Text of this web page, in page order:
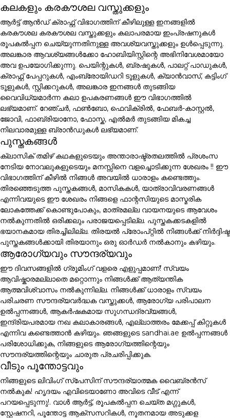
കലകളും കരകൗശല വസ്തുക്കളും
ആർട്ട് ആൻഡ് ക്രാഫ്റ്റ് വിഭാഗത്തിന് കീഴിലുള്ള ഇനങ്ങളിൽ
കരകൗശല കരകൗശല വസ്തുക്കളും കലാപരമായ ഇംപ്രഷനുകൾ
രൂപകൽപ്പന ചെയ്യുന്നതിനുള്ള അവശ്യവസ്തുക്കളും ഉൾപ്പെടുന്നു.
അലങ്കാര ആവശ്യങ്ങൾക്കോ ഹോബിയിസ്റ്റിന്റെ അഭിനിവേശമായോ
അവ ഉപയോഗിക്കുന്നു. പെയിന്റുകൾ, ബ്രഷുകൾ, പാലറ്റ് പാഡുകൾ,
ക്രാഫ്റ്റ് പേപ്പറുകൾ, എംബ്രോയിഡറി ടൂളുകൾ, ക്യാൻവാസ്, കട്ടിംഗ്
ടൂളുകൾ, സ്റ്റിക്കറുകൾ, അലങ്കാര ഇനങ്ങൾ തുടങ്ങിയ
വൈവിധ്യമാർന്ന കലാ ഉപകരണങ്ങൾ ഈ വിഭാഗത്തിൽ
ലഭ്യമാണ്. റേഞ്ചർ, ഫൺബോ, ഫെവിക്രിൽ, ഫേബർ-കാസ്റ്റൽ,
ജോവി, ഫാബ്രിയാനോ, ഫോസ്ക, എൽമർ തുടങ്ങിയ മികച്ച
നിലവാരമുള്ള ബ്രാൻഡുകൾ ലഭ്യമാണ്.
പുസ്തകങ്ങൾ
ക്ലാസിക് തമിഴ് കഥകളുടെയും അന്താരാഷ്ട്രതലത്തിൽ പ്രശംസ
നേടിയ നോവലുകളുടെയും മനസ്സിനെ വളച്ചൊടിക്കുന്ന ശേഖരം !! ഈ
വിഭാഗത്തിന് കീഴിൽ നിങ്ങൾ അവയിൽ ധാരാളം കണ്ടെത്തും.
തിരഞ്ഞെടുത്ത പുസ്തകങ്ങൾ, മാസികകൾ, യാത്രാവിവരണങ്ങൾ
എന്നിവയുടെ ഈ ശേഖരം നിങ്ങളെ ഫാന്റസിയുടെ മാസ്മരിക
ലോകത്തേക്ക് കൊണ്ടുപോകും, മാത്രമല്ല വായനയുടെ ആവേശം
നൽകുന്നതിൽ ഒരിക്കലും പരാജയപ്പെടില്ല. പുസ്തകക്കടകളിൽ
ഭയാനകമായ തിരച്ചിലില്ല. തിരയൽ പ്രോംപ്റ്റിൽ നിങ്ങൾക്ക് നിർദ്ദിഷ്ട
പുസ്തകങ്ങൾക്കായി തിരയാനും ഒരു ഓർഡർ നൽകാനും കഴിയും.
ആരോഗ്യവും സൗന്ദര്യവും
ഈ ദിവസങ്ങളിൽ ഗ്രൂമിംഗ് വളരെ എളുപ്പമാണ്! സ്വയം
ആവിഷ്കാരമല്ലാതെ മറ്റൊന്നും നിങ്ങൾക്ക് ആത്യന്തിക
ആത്മവിശ്വാസം നൽകുന്നില്ല. നിങ്ങൾക്ക് ധാരാളം സ്വയം
പരിചരണ സൗന്ദര്യവർദ്ധക വസ്തുക്കൾ, ആരോഗ്യ പരിപാലന
ഉൽപ്പന്നങ്ങൾ, ആകർഷകമായ സുഗന്ധദ്രവ്യങ്ങൾ,
ഇന്ദ്രിയപരമായ നഖ കലാകാരങ്ങൾ, എല്ലാത്തരം മേക്കപ്പ് കിറ്റുകൾ
എന്നിവ കണ്ടെത്താൻ കഴിയും. ഞങ്ങളുടെ sandhai.ae ഉൽപ്പന്നങ്ങൾ
പരിശോധിക്കുക, നിങ്ങളുടെ ആരോഗ്യത്തിന്റെയും
സൗന്ദര്യത്തിന്റെയും ചാരുത പ്രചരിപ്പിക്കുക.
വീടും പൂന്തോട്ടവും
നിങ്ങളുടെ ലിവിംഗ് സ്പേസിന് സൗന്ദര്യാത്മക വൈബ്രൻസ്
നൽകുക! ഹൃദയം എവിടെയാണോ അവിടെ വീട് എന്ന്
പറയപ്പെടുന്നു!. വാൾ ആർട്ട്, രൂപകൽപ്പന ചെയ്ത മഗ്ഗുകൾ,
സ്റ്റേഷനറി, പൂന്തോട്ട ആക്സസറികൾ, നൂതനമായ അടുക്കള